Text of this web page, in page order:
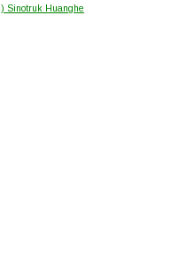
Sinotruk Huanghe